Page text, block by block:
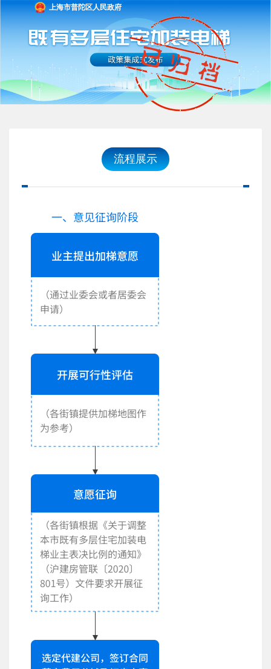
上海市普陀区人民政府
流程展示